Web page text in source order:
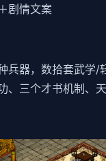
剧情文案
兵器，数拾套武学/
、三个才书机制、